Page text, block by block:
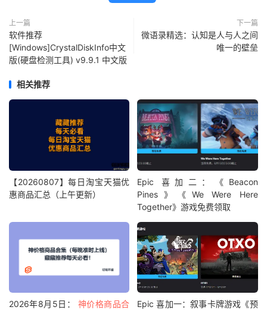
上一篇
软件推荐
[Windows]CrystalDiskInfo中文
版(硬盘检测工具) v9.9.1 中文版
下一篇
微语录精选：认知是人与人之间
唯一的壁垒
相关推荐
【20260807】每日淘宝天猫优
惠商品汇总（上午更新）
Epic 喜加二：《Beacon
Pines》《We Were Here
Together》游戏免费领取
2026年8月5日： 神价格商品合
Epic 喜加一：叙事卡牌游戏《预